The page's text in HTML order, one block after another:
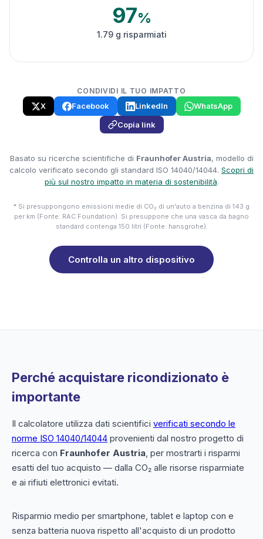
97%
1.79 g risparmiati
CONDIVIDI IL TUO IMPATTO
X Facebook LinkedIn
WhatsApp
Copia link
Basato su ricerche scientifiche di Fraunhofer Austria, modello di
calcolo verificato secondo gli standard ISO 14040/14044. Scopri di
più sul nostro impatto in materia di sostenibilità.
* Si presuppongono emissioni medie di CO₂ di un'auto a benzina di 143 g
per km (Fonte: RAC Foundation). Si presuppone che una vasca da bagno
standard contenga 150 litri (Fonte: hansgrohe).
Controlla un altro dispositivo
Perché acquistare ricondizionato è
importante
Il calcolatore utilizza dati scientifici verificati secondo le
norme ISO 14040/14044 provenienti dal nostro progetto di
ricerca con Fraunhofer Austria, per mostrarti i risparmi
esatti del tuo acquisto — dalla CO₂ alle risorse risparmiate
e ai rifiuti elettronici evitati.
Risparmio medio per smartphone, tablet e laptop con e
senza batteria nuova rispetto all'acquisto di un prodotto